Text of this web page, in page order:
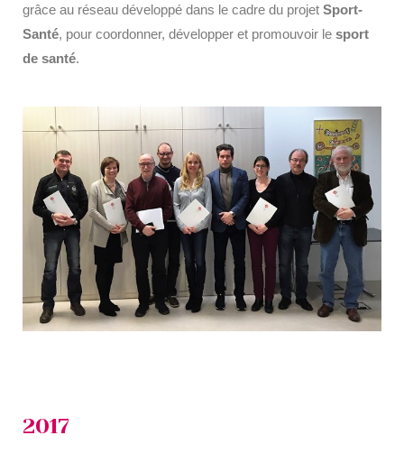
grâce au réseau développé dans le cadre du projet Sport-
Santé, pour coordonner, développer et promouvoir le sport
de santé.
2017